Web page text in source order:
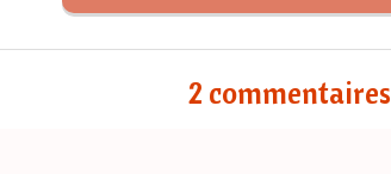
2 commentaires